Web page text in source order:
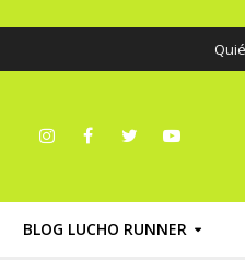
BLOG LUCHO RUNNER